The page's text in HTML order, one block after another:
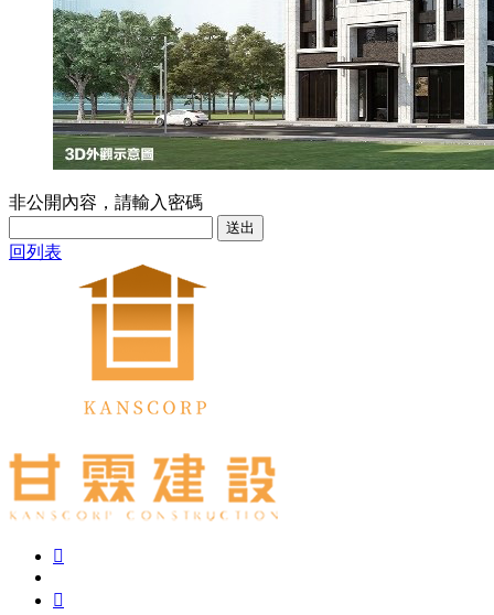
非公開內容，請輸入密碼
送出
回列表